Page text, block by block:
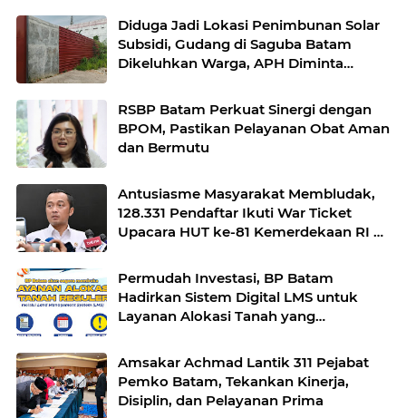
Diduga Jadi Lokasi Penimbunan Solar
Subsidi, Gudang di Saguba Batam
Dikeluhkan Warga, APH Diminta
RSBP Batam Perkuat Sinergi dengan
BPOM, Pastikan Pelayanan Obat Aman
dan Bermutu
Antusiasme Masyarakat Membludak,
128.331 Pendaftar Ikuti War Ticket
Upacara HUT ke-81 Kemerdekaan RI di
Permudah Investasi, BP Batam
Hadirkan Sistem Digital LMS untuk
Layanan Alokasi Tanah yang
Amsakar Achmad Lantik 311 Pejabat
Pemko Batam, Tekankan Kinerja,
Disiplin, dan Pelayanan Prima